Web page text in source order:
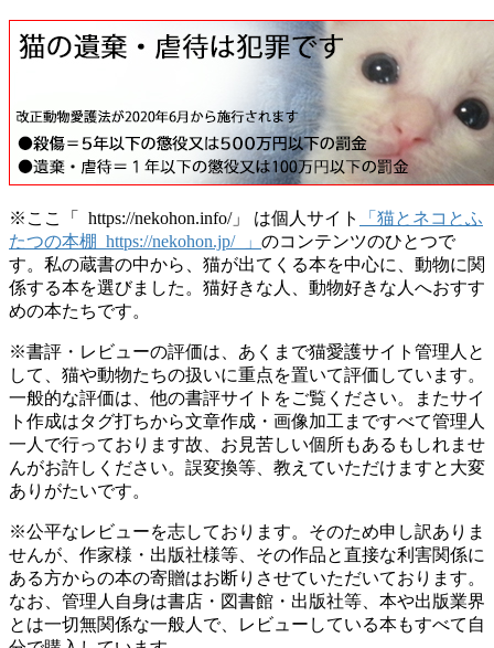
※ここ「 https://nekohon.info/」 は個人サイト
「猫とネコとふ
たつの本棚 https://nekohon.jp/ 」 のコンテンツのひとつで
す。私の蔵書の中から、猫が出てくる本を中心に、動物に関
係する本を選びました。猫好きな人、動物好きな人へおすす
めの本たちです。
※書評・レビューの評価は、あくまで猫愛護サイト管理人と
して、猫や動物たちの扱いに重点を置いて評価しています。
一般的な評価は、他の書評サイトをご覧ください。またサイ
ト作成はタグ打ちから文章作成・画像加工まですべて管理人
一人で行っております故、お見苦しい個所もあるもしれませ
んがお許しください。誤変換等、教えていただけますと大変
ありがたいです。
※公平なレビューを志しております。そのため申し訳ありま
せんが、作家様・出版社様等、その作品と直接な利害関係に
ある方からの本の寄贈はお断りさせていただいております。
なお、管理人自身は書店・図書館・出版社等、本や出版業界
とは一切無関係な一般人で、レビューしている本もすべて自